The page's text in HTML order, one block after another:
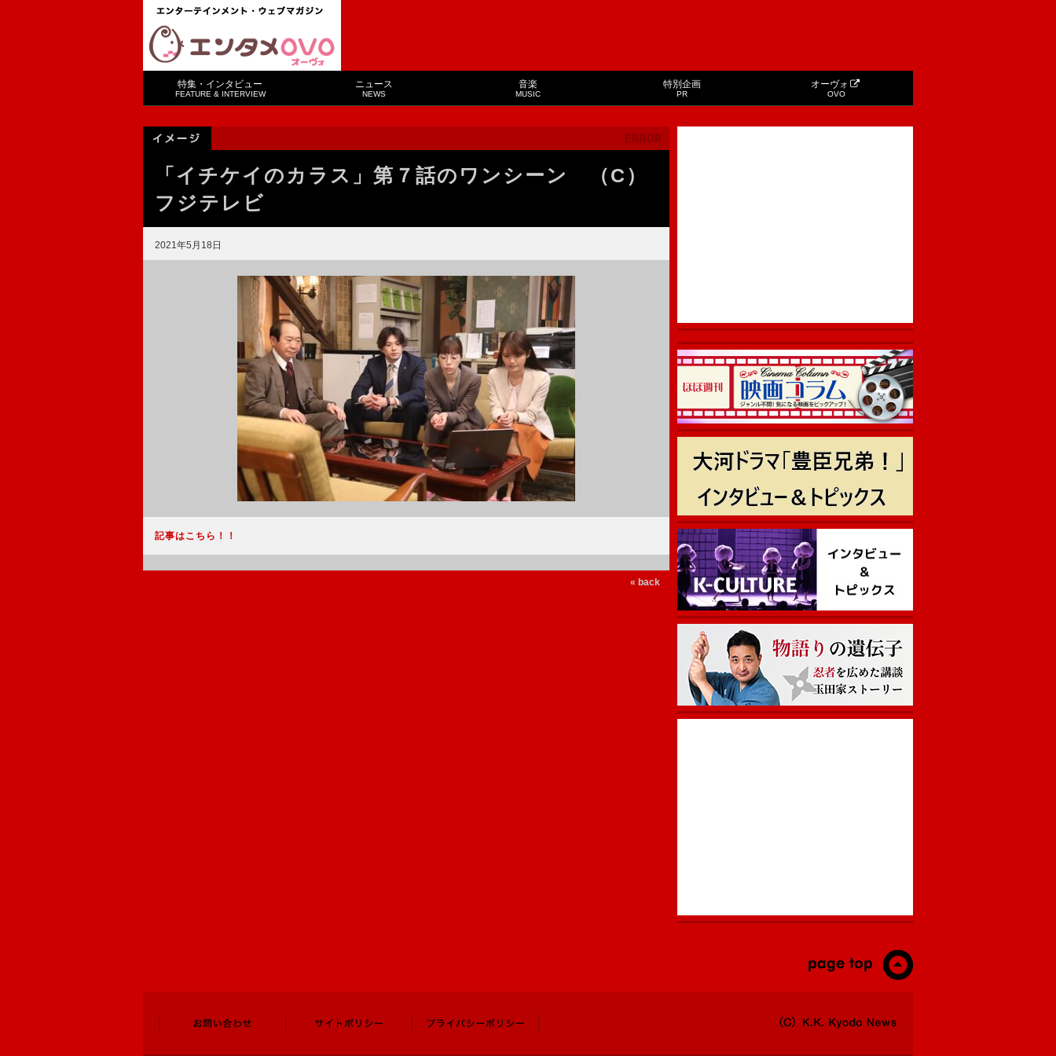
特集・インタビュー
FEATURE & INTERVIEW
ニュース
NEWS
音楽
MUSIC
特別企画
PR
オーヴォ
OVO
「イチケイのカラス」第７話のワンシーン （C）
フジテレビ
2021年5月18日
記事はこちら！！
« back